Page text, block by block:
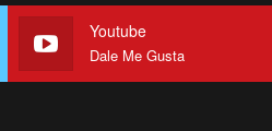
Youtube
Dale Me Gusta